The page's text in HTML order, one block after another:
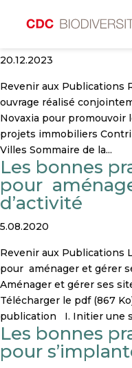
Renaturer la
20.12.2023
Revenir aux Publications
ouvrage réalisé
Novaxia pour promouvoir
projets immobiliers
Villes Sommaire de la...
Les bonnes
pour
d’activité
5.08.2020
Revenir aux Publications
pour aménager et gérer
Aménager et gérer ses
Télécharger le pdf (867
publication I. Initier une
Les bonnes
pour